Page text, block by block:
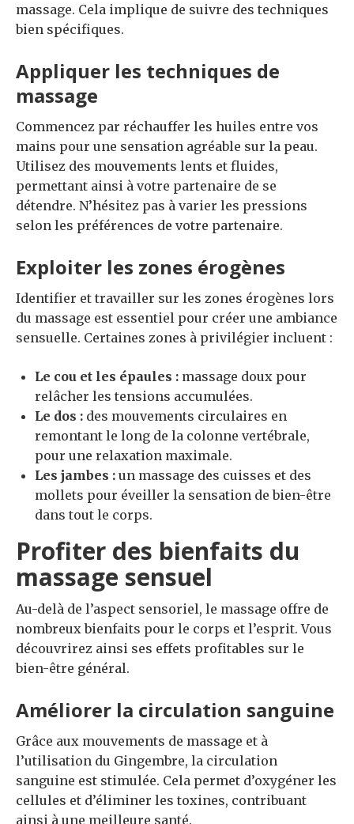
massage. Cela implique de suivre des techniques
bien spécifiques.
Appliquer les techniques de
massage
Commencez par réchauffer les huiles entre vos
mains pour une sensation agréable sur la peau.
Utilisez des mouvements lents et fluides,
permettant ainsi à votre partenaire de se
détendre. N’hésitez pas à varier les pressions
selon les préférences de votre partenaire.
Exploiter les zones érogènes
Identifier et travailler sur les zones érogènes lors
du massage est essentiel pour créer une ambiance
sensuelle. Certaines zones à privilégier incluent :
Le cou et les épaules : massage doux pour
relâcher les tensions accumulées.
Le dos : des mouvements circulaires en
remontant le long de la colonne vertébrale,
pour une relaxation maximale.
Les jambes : un massage des cuisses et des
mollets pour éveiller la sensation de bien-être
dans tout le corps.
Profiter des bienfaits du
massage sensuel
Au-delà de l’aspect sensoriel, le massage offre de
nombreux bienfaits pour le corps et l’esprit. Vous
découvrirez ainsi ses effets profitables sur le
bien-être général.
Améliorer la circulation sanguine
Grâce aux mouvements de massage et à
l’utilisation du Gingembre, la circulation
sanguine est stimulée. Cela permet d’oxygéner les
cellules et d’éliminer les toxines, contribuant
ainsi à une meilleure santé.